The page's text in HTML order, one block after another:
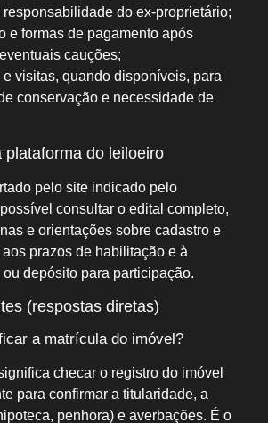
do ex‑proprietário;
e formas de pagamento após
cauções;
visitas, quando disponíveis, para
conservação e necessidade de
plataforma do leiloeiro
pelo site indicado pelo
consultar o edital completo,
e orientações sobre cadastro e
prazos de habilitação e à
depósito para participação.
(respostas diretas)
a matrícula do imóvel?
checar o registro do imóvel
para confirmar a titularidade, a
penhora) e averbações. É o